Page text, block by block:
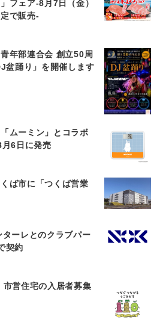
フェア-8月7日（金）
で販売-
年部連合会 創立50周
盆踊り」を開催します
ムーミン」とコラボ
6日に発売
ば市に「つくば営業
ーレとのクラブパー
契約
営住宅の入居者募集